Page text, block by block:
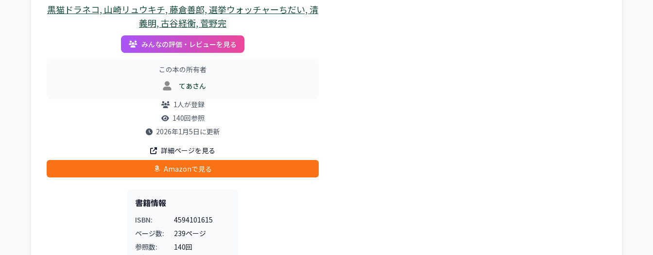
黒猫ドラネコ, 山崎リュウキチ, 藤倉善郎, 選挙ウォッチャーちだい, 清
義明, 古谷経衡, 菅野完
みんなの評価・レビューを見る
この本の所有者
てあさん
1人が登録
140回参照
2026年1月5日に更新
詳細ページを見る
Amazonで見る
書籍情報
ISBN:
4594101615
ページ数:
239ページ
参照数:
140回